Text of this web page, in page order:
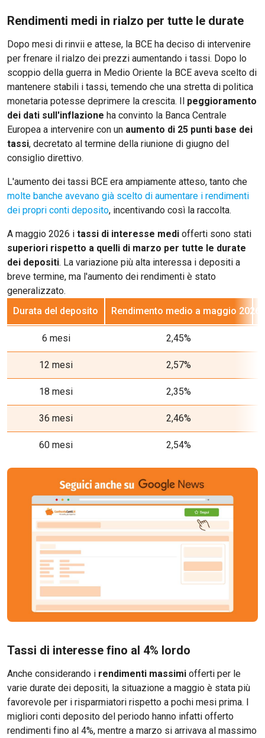
Rendimenti medi in rialzo per tutte le durate
Dopo mesi di rinvii e attese, la BCE ha deciso di intervenire
per frenare il rialzo dei prezzi aumentando i tassi. Dopo lo
scoppio della guerra in Medio Oriente la BCE aveva scelto di
mantenere stabili i tassi, temendo che una stretta di politica
monetaria potesse deprimere la crescita. Il peggioramento
dei dati sull'inflazione ha convinto la Banca Centrale
Europea a intervenire con un aumento di 25 punti base dei
tassi, decretato al termine della riunione di giugno del
consiglio direttivo.
L'aumento dei tassi BCE era ampiamente atteso, tanto che
molte banche avevano già scelto di aumentare i rendimenti
dei propri conti deposito, incentivando così la raccolta.
A maggio 2026 i tassi di interesse medi offerti sono stati
superiori rispetto a quelli di marzo per tutte le durate
dei depositi. La variazione più alta interessa i depositi a
breve termine, ma l'aumento dei rendimenti è stato
generalizzato.
Durata del deposito
Rendimento medio a maggio 2026
6 mesi 2,45%
12 mesi 2,57%
18 mesi 2,35%
36 mesi 2,46%
60 mesi 2,54%
Tassi di interesse fino al 4% lordo
Anche considerando i rendimenti massimi offerti per le
varie durate dei depositi, la situazione a maggio è stata più
favorevole per i risparmiatori rispetto a pochi mesi prima. I
migliori conti deposito del periodo hanno infatti offerto
rendimenti fino al 4%, mentre a marzo si arrivava al massimo